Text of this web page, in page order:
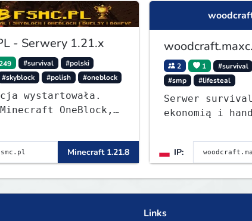
- Serwery 1.21.x
#survival
#polski
#skyblock #polish #oneblock
wystartowała.
OneBlock,
PVP, BedWars,
Minecraft 1.21.8
2 1 #survival
#smp
#lifesteal
Serwer
ekonomią i
IP:
Links